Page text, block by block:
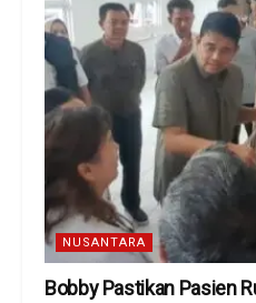
NUSANTARA
Bobby Pastikan Pasien